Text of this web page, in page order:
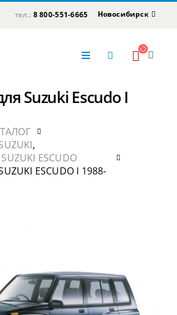
тел.: 8 800-551-6665 Новосибирск
Suzuki Escudo I
,
ESCUDO
ESCUDO I 1988-